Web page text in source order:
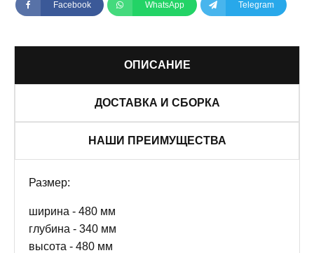
Facebook WhatsApp Telegram
ОПИСАНИЕ
ДОСТАВКА И СБОРКА
НАШИ ПРЕИМУЩЕСТВА
Размер:
ширина - 480 мм
глубина - 340 мм
высота - 480 мм